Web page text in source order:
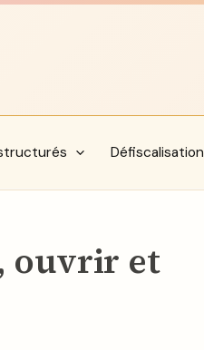
Défiscalisation
ouvrir et